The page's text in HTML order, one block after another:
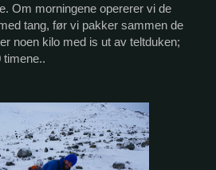
Om morningene opererer vi de
tang, før vi pakker sammen de
noen kilo med is ut av teltduken;
timene..